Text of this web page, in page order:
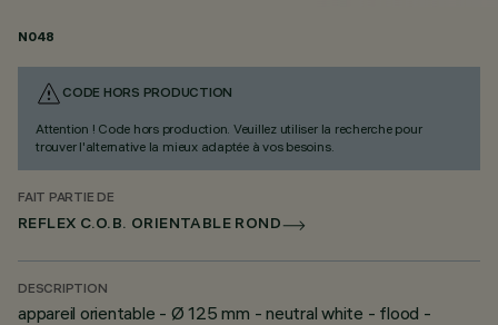
N048
CODE HORS PRODUCTION
Attention ! Code hors production. Veuillez utiliser la recherche pour
trouver l'alternative la mieux adaptée à vos besoins.
FAIT PARTIE DE
REFLEX C.O.B. ORIENTABLE ROND
DESCRIPTION
appareil orientable - Ø 125 mm - neutral white - flood -